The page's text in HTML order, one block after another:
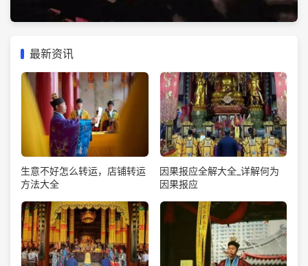
最新资讯
生意不好怎么转运，店铺转运
方法大全
因果报应全解大全_详解何为
因果报应